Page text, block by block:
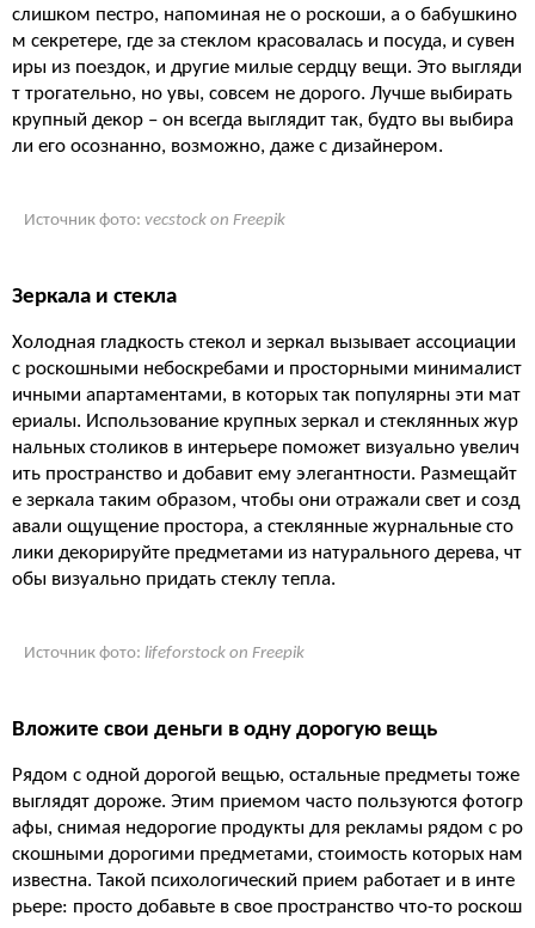
слишком пестро, напоминая не о роскоши, а о бабушкино
м секретере, где за стеклом красовалась и посуда, и сувен
иры из поездок, и другие милые сердцу вещи. Это выгляди
т трогательно, но увы, совсем не дорого. Лучше выбирать
крупный декор – он всегда выглядит так, будто вы выбира
ли его осознанно, возможно, даже с дизайнером.
Источник фото: vecstock on Freepik
Зеркала и стекла
Холодная гладкость стекол и зеркал вызывает ассоциации
с роскошными небоскребами и просторными минималист
ичными апартаментами, в которых так популярны эти мат
ериалы. Использование крупных зеркал и стеклянных жур
нальных столиков в интерьере поможет визуально увелич
ить пространство и добавит ему элегантности. Размещайт
е зеркала таким образом, чтобы они отражали свет и созд
авали ощущение простора, а стеклянные журнальные сто
лики декорируйте предметами из натурального дерева, чт
обы визуально придать стеклу тепла.
Источник фото: lifeforstock on Freepik
Вложите свои деньги в одну дорогую вещь
Рядом с одной дорогой вещью, остальные предметы тоже
выглядят дороже. Этим приемом часто пользуются фотогр
афы, снимая недорогие продукты для рекламы рядом с ро
скошными дорогими предметами, стоимость которых нам
известна. Такой психологический прием работает и в инте
рьере: просто добавьте в свое пространство что-то роскош